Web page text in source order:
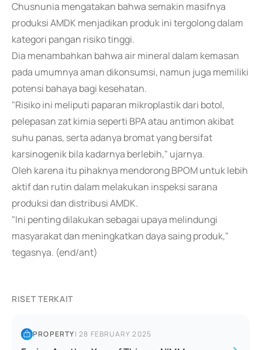
Chusnunia mengatakan bahwa semakin masifnya
produksi AMDK menjadikan produk ini tergolong dalam
kategori pangan risiko tinggi.
Dia menambahkan bahwa air mineral dalam kemasan
pada umumnya aman dikonsumsi, namun juga memiliki
potensi bahaya bagi kesehatan.
"Risiko ini meliputi paparan mikroplastik dari botol,
pelepasan zat kimia seperti BPA atau antimon akibat
suhu panas, serta adanya bromat yang bersifat
karsinogenik bila kadarnya berlebih," ujarnya.
Oleh karena itu pihaknya mendorong BPOM untuk lebih
aktif dan rutin dalam melakukan inspeksi sarana
produksi dan distribusi AMDK.
"Ini penting dilakukan sebagai upaya melindungi
masyarakat dan meningkatkan daya saing produk,"
tegasnya. (end/ant)
RISET TERKAIT
PROPERTY|28 FEBRUARY 2025